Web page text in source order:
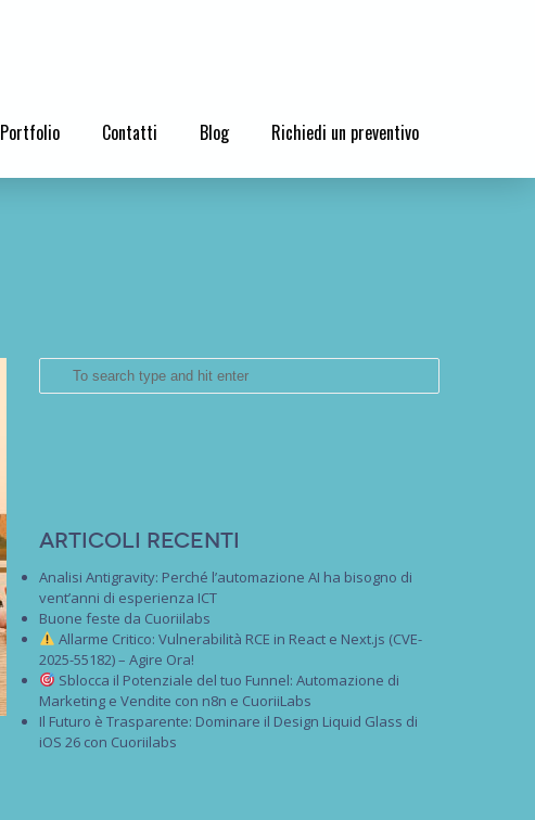
Portfolio Contatti Blog Richiedi un preventivo
Articoli recenti
Analisi Antigravity: Perché l’automazione AI ha bisogno di
vent’anni di esperienza ICT
Buone feste da Cuoriilabs
Allarme Critico: Vulnerabilità RCE in React e Next.js (CVE-
2025-55182) – Agire Ora!
Sblocca il Potenziale del tuo Funnel: Automazione di
Marketing e Vendite con n8n e CuoriiLabs
Il Futuro è Trasparente: Dominare il Design Liquid Glass di
iOS 26 con Cuoriilabs